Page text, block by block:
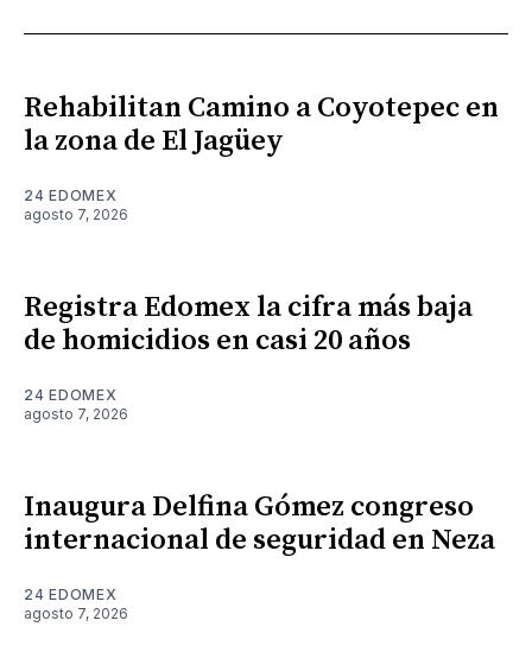
Rehabilitan Camino a Coyotepec en
la zona de El Jagüey
24 EDOMEX
agosto 7, 2026
Registra Edomex la cifra más baja
de homicidios en casi 20 años
24 EDOMEX
agosto 7, 2026
Inaugura Delfina Gómez congreso
internacional de seguridad en Neza
24 EDOMEX
agosto 7, 2026